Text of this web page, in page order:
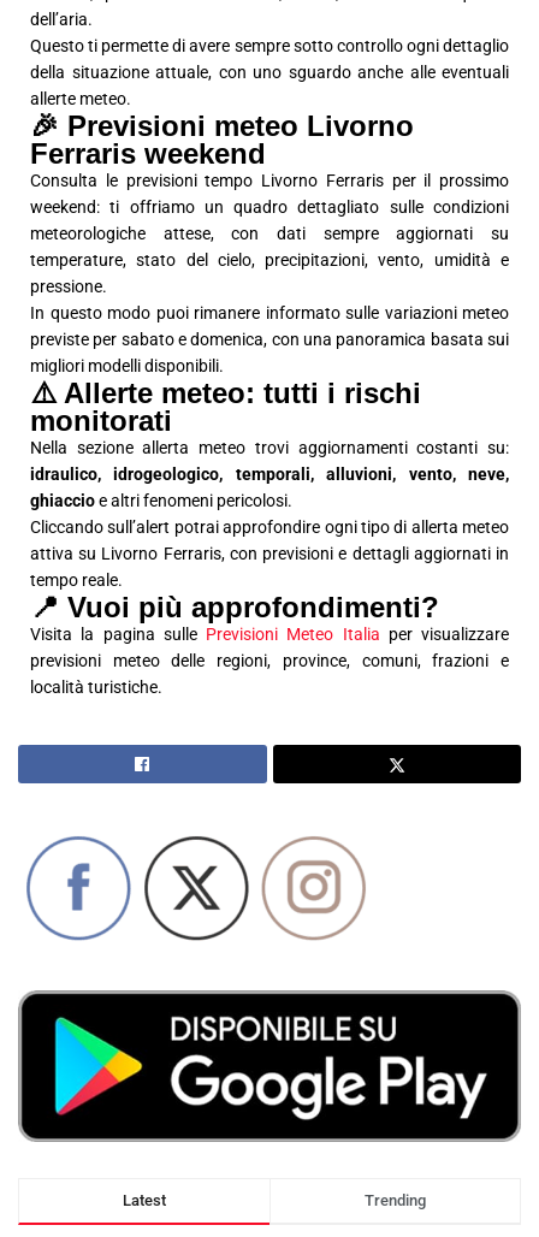
dell’aria.
Questo ti permette di avere sempre sotto controllo ogni dettaglio
della situazione attuale, con uno sguardo anche alle eventuali
allerte meteo.
🎉 Previsioni meteo Livorno
Ferraris weekend
Consulta le previsioni tempo Livorno Ferraris per il prossimo
weekend: ti offriamo un quadro dettagliato sulle condizioni
meteorologiche attese, con dati sempre aggiornati su
temperature, stato del cielo, precipitazioni, vento, umidità e
pressione.
In questo modo puoi rimanere informato sulle variazioni meteo
previste per sabato e domenica, con una panoramica basata sui
migliori modelli disponibili.
⚠️ Allerte meteo: tutti i rischi
monitorati
Nella sezione allerta meteo trovi aggiornamenti costanti su:
idraulico, idrogeologico, temporali, alluvioni, vento, neve,
ghiaccioe altri fenomeni pericolosi.
Cliccando sull’alert potrai approfondire ogni tipo di allerta meteo
attiva su Livorno Ferraris, con previsioni e dettagli aggiornati in
tempo reale.
📍 Vuoi più approfondimenti?
Visita la pagina sulle Previsioni Meteo Italia per visualizzare
previsioni meteo delle regioni, province, comuni, frazioni e
località turistiche.
Latest Trending